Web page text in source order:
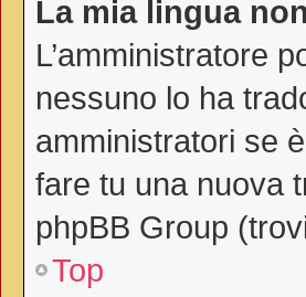
La mia lingua
L’amministratore
nessuno lo ha
amministratori se
fare tu una nuova
phpBB Group
Top